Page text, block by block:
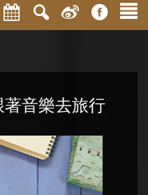
音樂去旅行